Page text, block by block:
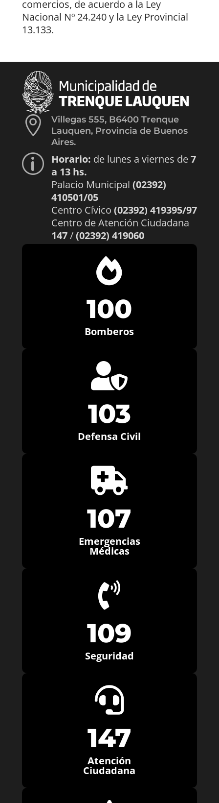
comercios, de acuerdo a la Ley
Nacional Nº 24.240 y la Ley Provincial
13.133.

Villegas 555, B6400 Trenque
Lauquen, Provincia de Buenos
Aires.
p Horario: de lunes a viernes de7
a 13 hs.
Palacio Municipal (02392)
410501/05
Centro Cívico (02392) 419395/97
Centro de Atención Ciudadana
147/(02392) 419060

100
Bomberos

103
Defensa Civil

107
Emergencias
Médicas

109
Seguridad

147
Atención
Ciudadana